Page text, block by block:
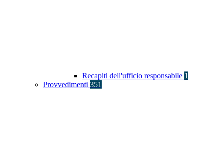
Recapiti dell'ufficio responsabile 1
Provvedimenti 351